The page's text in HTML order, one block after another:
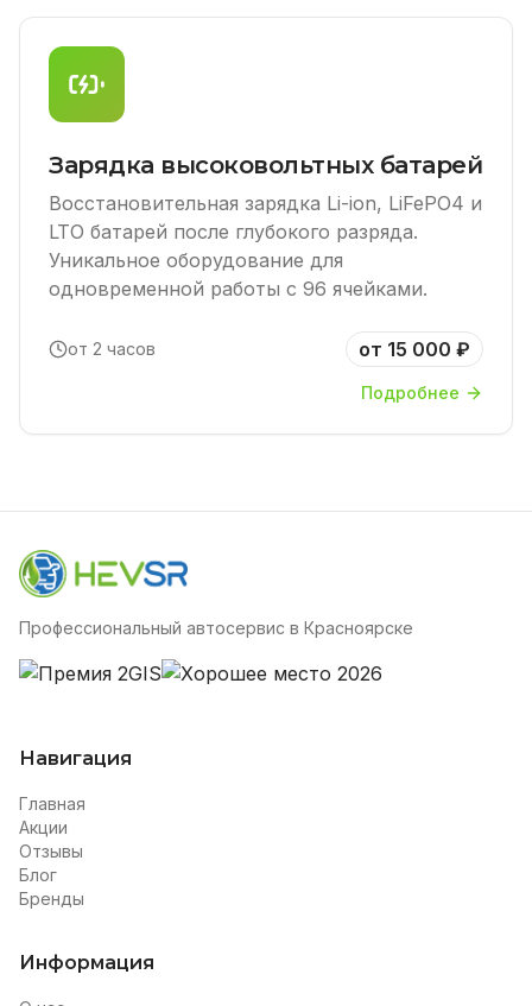
Зарядка высоковольтных батарей
Восстановительная зарядка Li-ion, LiFePO4 и
LTO батарей после глубокого разряда.
Уникальное оборудование для
одновременной работы с 96 ячейками.
от 2 часов от 15 000 ₽
Подробнее
Профессиональный автосервис в Красноярске
Навигация
Главная
Акции
Отзывы
Блог
Бренды
Информация